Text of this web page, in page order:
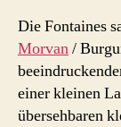
Die Fontaines
Morvan/
einer kleinen
übersehbaren